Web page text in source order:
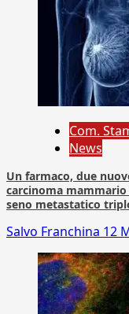
Com.
News
Un farmaco, due
carcinoma
seno metastatico
Salvo Franchina 12